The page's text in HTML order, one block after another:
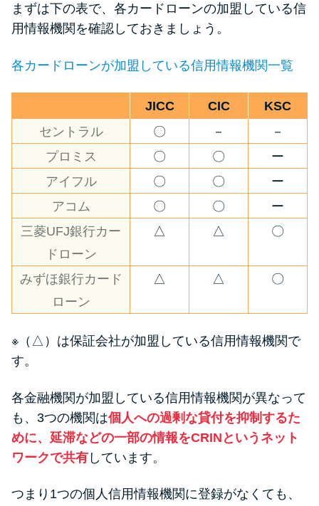
まずは下の表で、各カードローンの加盟している信
用情報機関を確認しておきましょう。
各カードローンが加盟している信用情報機関一覧
JICC CIC
KSC
セントラル
〇 －
－
プロミス
〇 〇
ー
アイフル
〇 〇
ー
アコム
〇 〇
ー
三菱UFJ銀行カー
ドローン
△ △ 〇
みずほ銀行カード
ローン
△ △ 〇
※（△）は保証会社が加盟している信用情報機関で
す。
各金融機関が加盟している信用情報機関が異なって
も、3つの機関は個人への過剰な貸付を抑制するた
めに、延滞などの一部の情報をCRINというネット
ワークで共有 しています。
つまり1つの個人信用情報機関に登録がなくても、